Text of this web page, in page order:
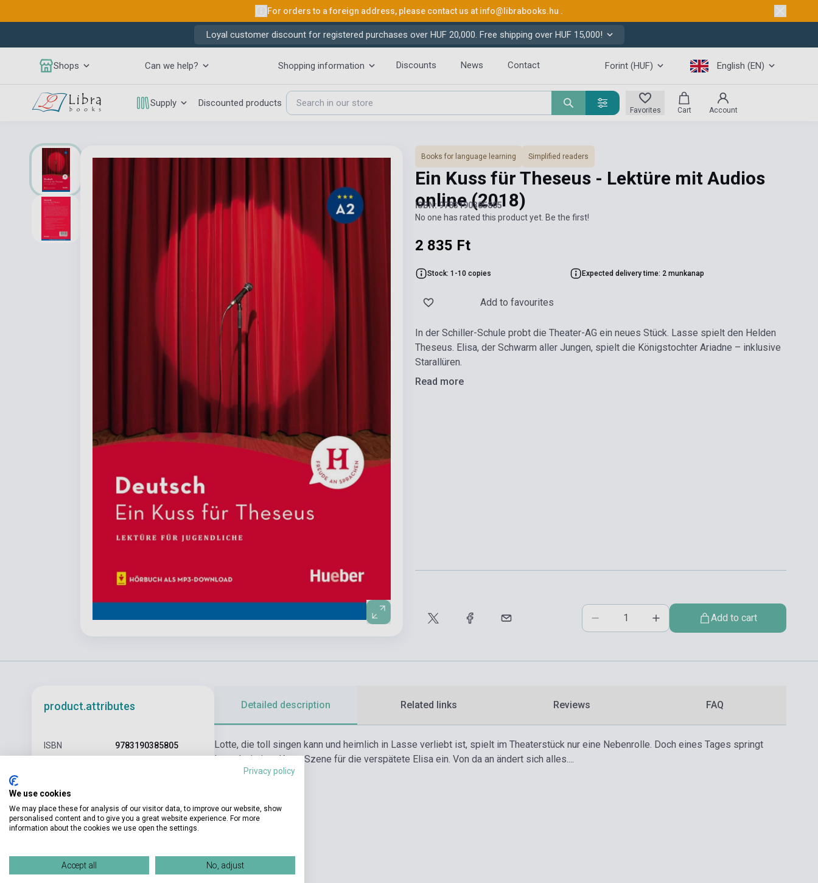
For orders to a foreign address, please contact us at info@librabooks.hu .
Loyal customer discount for registered purchases over HUF 20,000. Free shipping over HUF 15,000!
Shops Can we help? Shopping information Discounts News Contact Forint (HUF) English (EN)
Supply Discounted products
Favorites Cart Account
Books for language learning Simplified readers
Ein Kuss für Theseus - Lektüre mit Audios
online(2018)
ISBN: 9783190385805
No one has rated this product yet. Be the first!
2 835 Ft
Stock: 1-10 copies Expected delivery time: 2 munkanap
Add to favourites
In der Schiller-Schule probt die Theater-AG ein neues Stück. Lasse spielt den Helden
Theseus. Elisa, der Schwarm aller Jungen, spielt die Königstochter Ariadne – inklusive
Starallüren.
Read more
Add to cart
product.attributes
ISBN 9783190385805
Pages
Binding Soft cover
Publisher HUEBER VERLAG
Date of
publication
Detailed description Related links Reviews FAQ
Lotte, die toll singen kann und heimlich in Lasse verliebt ist, spielt im Theaterstück nur eine Nebenrolle. Doch eines Tages springt
Lotte bei einer Kuss-Szene für die verspätete Elisa ein. Von da an ändert sich alles....
Privacy policy
We use cookies
We may place these for analysis of our visitor data, to improve our website, show
personalised content and to give you a great website experience. For more
information about the cookies we use open the settings.
Accept all No, adjust